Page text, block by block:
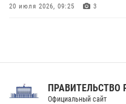
20 июля 2026, 09:25 3
Праздник «Один день с
ПРАВИТЕЛЬСТВО
Официальный сайт